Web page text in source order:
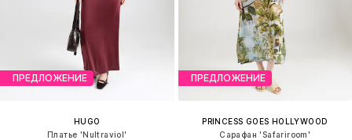
ПРЕДЛОЖЕНИЕ
HUGO
Платье 'Nultraviol'
ПРЕДЛОЖЕНИЕ
PRINCESS GOES HOLLYWOOD
Сарафан 'Safariroom'